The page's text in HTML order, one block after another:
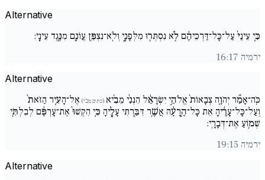
Alternative
כִּ֚י עֵינַי֙ עַל־כָּל־דַּרְכֵיהֶ֔ם לֹ֥א נִסְתְּר֖וּ מִלְּפָנָ֑י וְלֹֽא־נִצְפַּ֥ן עֲו‍ֹנָ֖ם מִנֶּ֥גֶד עֵינָֽי:
ירמיה 16:17
Alternative
כֹּֽה־אָמַ֞ר יְהֹוָ֚ה צְבָאוֹת֙ אֱלֹהֵ֣י יִשְׂרָאֵ֔ל הִנְנִ֨י מֵבִ֜יא (כתיב מֵבִ֜י) אֶל־הָעִ֚יר הַזֹּאת֙
וְעַל־כָּל־עָרֶ֔יהָ אֵת כָּל־הָ֣רָעָ֔ה אֲשֶׁ֥ר דִּבַּ֖רְתִּי עָלֶ֑יהָ כִּ֚י הִקְשׁוּ֙ אֶת־עָרְפָּ֔ם לְבִלְתִּ֖י
שְׁמ֥וֹעַ אֶת־דְּבָרָֽי:
ירמיה 19:15
Alternative